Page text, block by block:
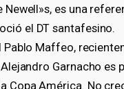
es una
el DT santafesino.
Maffeo,
Garnacho es
Copa América. No